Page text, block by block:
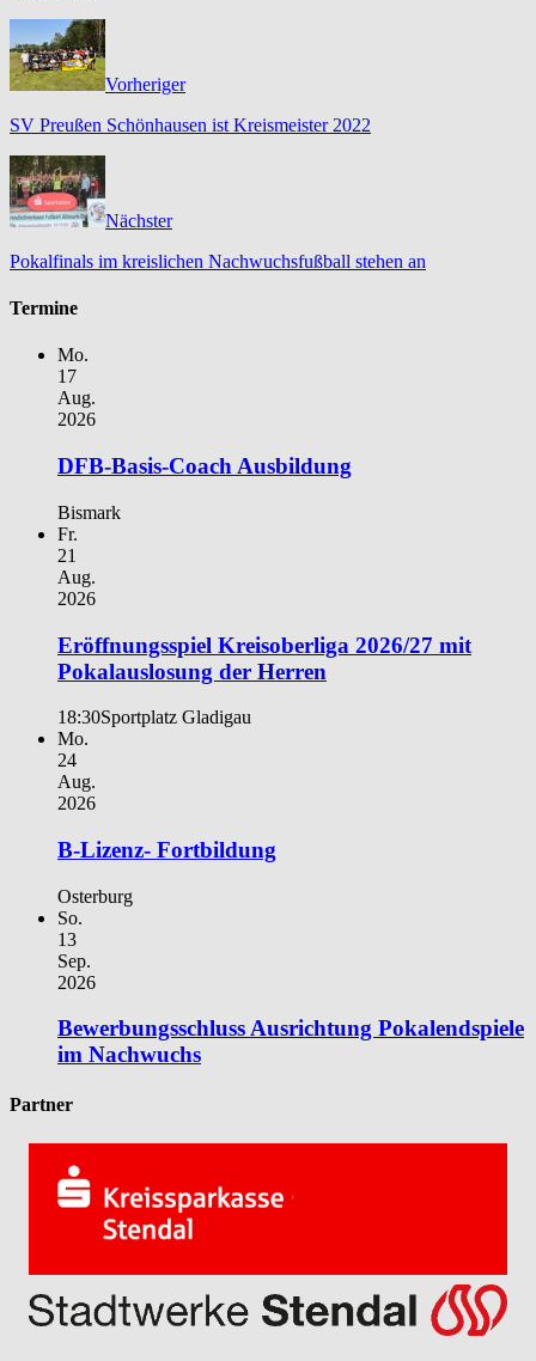
Vorheriger
SV Preußen Schönhausen ist Kreismeister 2022
Nächster
Pokalfinals im kreislichen Nachwuchsfußball stehen an
Termine
Mo.
17
Aug.
2026
DFB-Basis-Coach Ausbildung
Bismark
Fr.
21
Aug.
2026
Eröffnungsspiel Kreisoberliga 2026/27 mit
Pokalauslosung der Herren
18:30Sportplatz Gladigau
Mo.
24
Aug.
2026
B-Lizenz- Fortbildung
Osterburg
So.
13
Sep.
2026
Bewerbungsschluss Ausrichtung Pokalendspiele
im Nachwuchs
Partner